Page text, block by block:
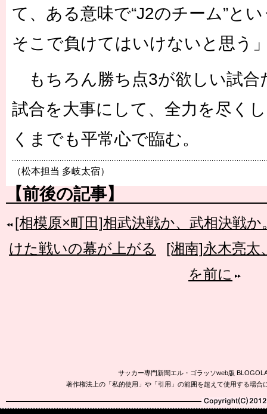
て、ある意味で“J2のチーム”と
そこで負けてはいけないと思う
もちろん勝ち点3が欲しい試合
試合を大事にして、全力を尽く
くまでも平常心で臨む。
（松本担当 多岐太宿）
【前後の記事】
[相模原×町田]相武決戦か、武相決戦
けた戦いの幕が上がる
[湘南]永木亮太
を前に
サッカー専門新聞エル・ゴラッソweb版
著作権法上の「私的使用」や「引用」の範囲を超えて使用する場
Copyright(C)2010-